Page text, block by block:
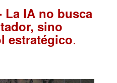
La IA no busca
sino
estratégico.